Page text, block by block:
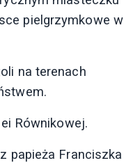
pielgrzymkowe w
na terenach
Równikowej.
papieża Franciszka